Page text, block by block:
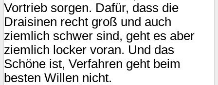
Vortrieb sorgen. Dafür, dass die
Draisinen recht groß und auch
ziemlich schwer sind, geht es aber
ziemlich locker voran. Und das
Schöne ist, Verfahren geht beim
besten Willen nicht.